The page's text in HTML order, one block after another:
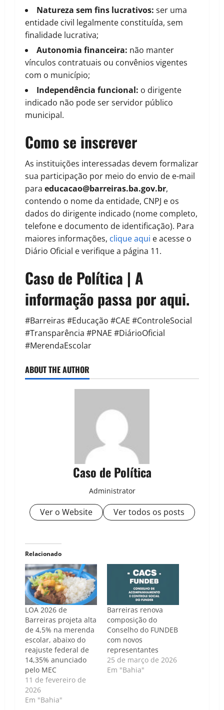
Natureza sem fins lucrativos: ser uma
entidade civil legalmente constituída, sem
finalidade lucrativa;
Autonomia financeira: não manter
vínculos contratuais ou convênios vigentes
com o município;
Independência funcional: o dirigente
indicado não pode ser servidor público
municipal.
Como se inscrever
As instituições interessadas devem formalizar
sua participação por meio do envio de e-mail
para educacao@barreiras.ba.gov.br,
contendo o nome da entidade, CNPJ e os
dados do dirigente indicado (nome completo,
telefone e documento de identificação). Para
maiores informações, clique aqui e acesse o
Diário Oficial e verifique a página 11.
Caso de Política | A
informação passa por aqui.
#Barreiras #Educação #CAE #ControleSocial
#Transparência #PNAE #DiárioOficial
#MerendaEscolar
ABOUT THE AUTHOR
Caso de Política
Administrator
Ver o Website Ver todos os posts
Relacionado
LOA 2026 de
Barreiras projeta alta
de 4,5% na merenda
escolar, abaixo do
reajuste federal de
14,35% anunciado
pelo MEC
11 de fevereiro de
2026
Em "Bahia"
Barreiras renova
composição do
Conselho do FUNDEB
com novos
representantes
25 de março de 2026
Em "Bahia"